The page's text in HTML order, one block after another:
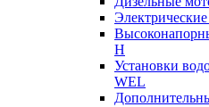
H
Установки
WEL